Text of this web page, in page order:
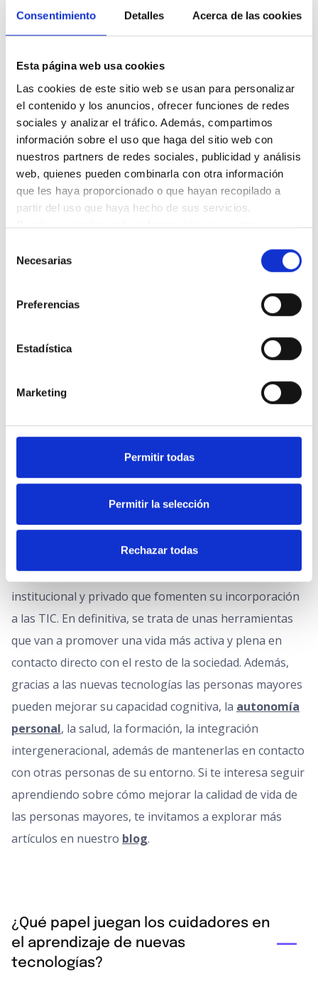
Consentimiento Detalles Acerca de las cookies
Esta página web usa cookies
Las cookies de este sitio web se usan para personalizar
el contenido y los anuncios, ofrecer funciones de redes
sociales y analizar el tráfico. Además, compartimos
información sobre el uso que haga del sitio web con
nuestros partners de redes sociales, publicidad y análisis
web, quienes pueden combinarla con otra información
que les haya proporcionado o que hayan recopilado a
partir del uso que haya hecho de sus servicios.
Puedes consultar más información en nuestra
Necesarias
Preferencias
Estadística
Marketing
Permitir todas
Permitir la selección
Rechazar todas
Más hombres (55,1%).
De edad entre 65 y 74 años (55,7%).
Con alta capacidad de gasto (56,9%).
Con estudios universitarios (82,0%).
De igual modo, las distintas actividades digitales
disminuyen significativamente entre los segmentos
más vulnerables: personas de mayor edad, con menor
nivel formativo y menor poder adquisitivo.
MAYORES
para comunicarse con familiares y amigos por
videollamadas. También para informarse y leer prensa
Fomentar el uso de las
nuevas tecnologías en
personas mayores
Es importante que las personas mayores tengan
acceso a las nuevas tecnologías de manera activa,
promoviendo acciones y programas a nivel
institucional y privado que fomenten su incorporación
a las TIC. En definitiva, se trata de unas herramientas
que van a promover una vida más activa y plena en
contacto directo con el resto de la sociedad. Además,
gracias a las nuevas tecnologías las personas mayores
pueden mejorar su capacidad cognitiva, la autonomía
personal, la salud, la formación, la integración
intergeneracional, además de mantenerlas en contacto
con otras personas de su entorno. Si te interesa seguir
aprendiendo sobre cómo mejorar la calidad de vida de
las personas mayores, te invitamos a explorar más
artículos en nuestro blog.
¿Qué papel juegan los cuidadores en
el aprendizaje de nuevas
tecnologías?